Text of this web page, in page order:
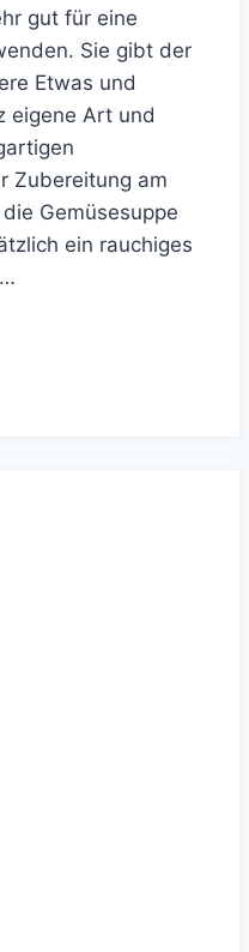
gut für eine
Sie gibt der
Etwas und
eigene Art und
Zubereitung am
Gemüsesuppe
ein rauchiges